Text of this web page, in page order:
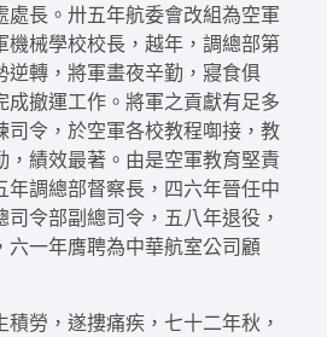
處長。卅五年航委會改組為空軍
機械學校校長，越年，調總部第
逆轉，將軍畫夜辛勤，寢食俱
成撤運工作。將軍之貢獻有足多
司令，於空軍各校教程啣接，教
，績效最著。由是空軍教育堅責
年調總部督察長，四六年晉任中
令部副總司令，五八年退役，
六一年膺聘為中華航室公司顧
勞，遂摟痛疾，七十二年秋，